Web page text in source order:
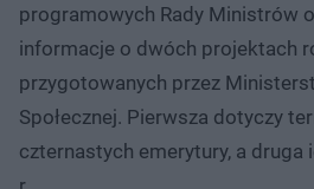
programowych Rady Ministrów
informacje o dwóch projektach
przygotowanych przez
Społecznej. Pierwsza dotyczy
czternastych emerytury, a